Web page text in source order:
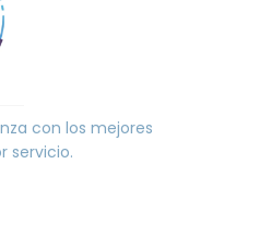
con los mejores
servicio.